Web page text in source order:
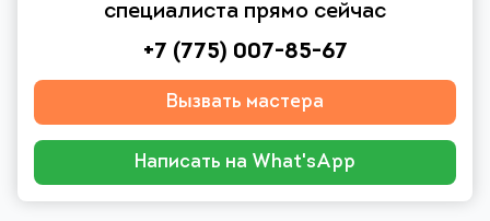
специалиста прямо сейчас
+7 (775) 007-85-67
Вызвать мастера
Написать на What'sApp